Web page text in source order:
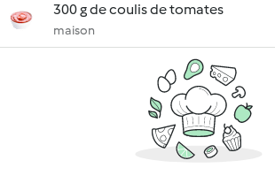
300 g de coulis de tomates
maison